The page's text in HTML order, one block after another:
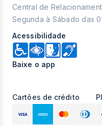
Central de
Segunda à Sábado das
Acessibilidade
Baixe o app
Cartões de crédito